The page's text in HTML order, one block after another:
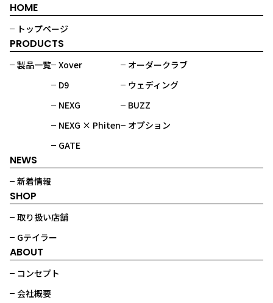
HOME
トップページ
PRODUCTS
製品一覧 Xover
D9
NEXG
NEXG × Phiten
GATE
オーダークラブ
ウェディング
BUZZ
オプション
NEWS
新着情報
SHOP
取り扱い店舗
Gテイラー
ABOUT
コンセプト
会社概要